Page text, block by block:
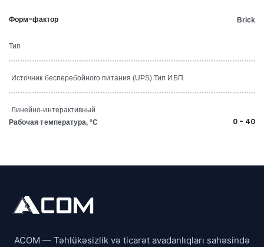
Форм-фактор Brick
Тип
Источник бесперебойного питания (UPS) Тип ИБП
Линейно-интерактивный
Рабочая температура, °C
0 - 40
ACOM — Təhlükəsizlik və ticarət avadanlıqları sahəsində